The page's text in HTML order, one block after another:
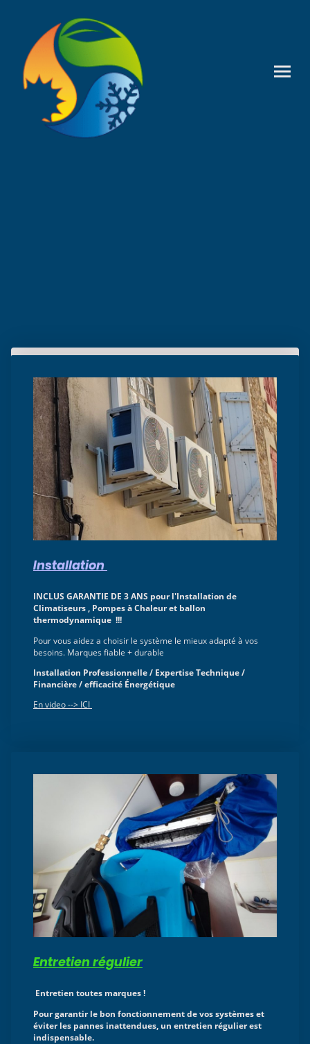
Installation
INCLUS GARANTIE DE 3 ANS pour l'Installation de
Climatiseurs , Pompes à Chaleur et ballon
thermodynamique !!!
Pour vous aidez a choisir le système le mieux adapté à vos
besoins. Marques fiable + durable
Installation Professionnelle / Expertise Technique /
Financière / efficacité Énergétique
En video --> ICI
Entretien régulieri
Entretien toutes marques !
Pour garantir le bon fonctionnement de vos systèmes et
éviter les pannes inattendues, un entretien régulier est
indispensable.